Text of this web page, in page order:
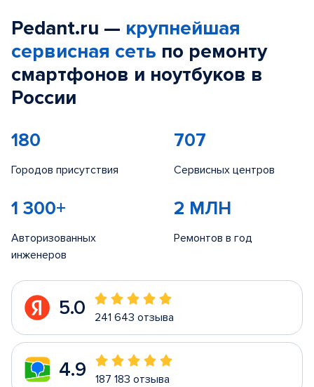
Pedant.ru — крупнейшая
сервисная сеть по ремонту
смартфонов и ноутбуков в
России
180
Городов присутствия
707
Сервисных центров
1 300+
Авторизованных
инженеров
2 МЛН
Ремонтов в год
5.0 241 643 отзыва
4.9 187 183 отзыва